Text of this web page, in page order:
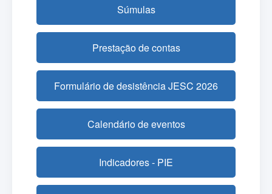
Súmulas
Prestação de contas
Formulário de desistência JESC 2026
Calendário de eventos
Indicadores - PIE